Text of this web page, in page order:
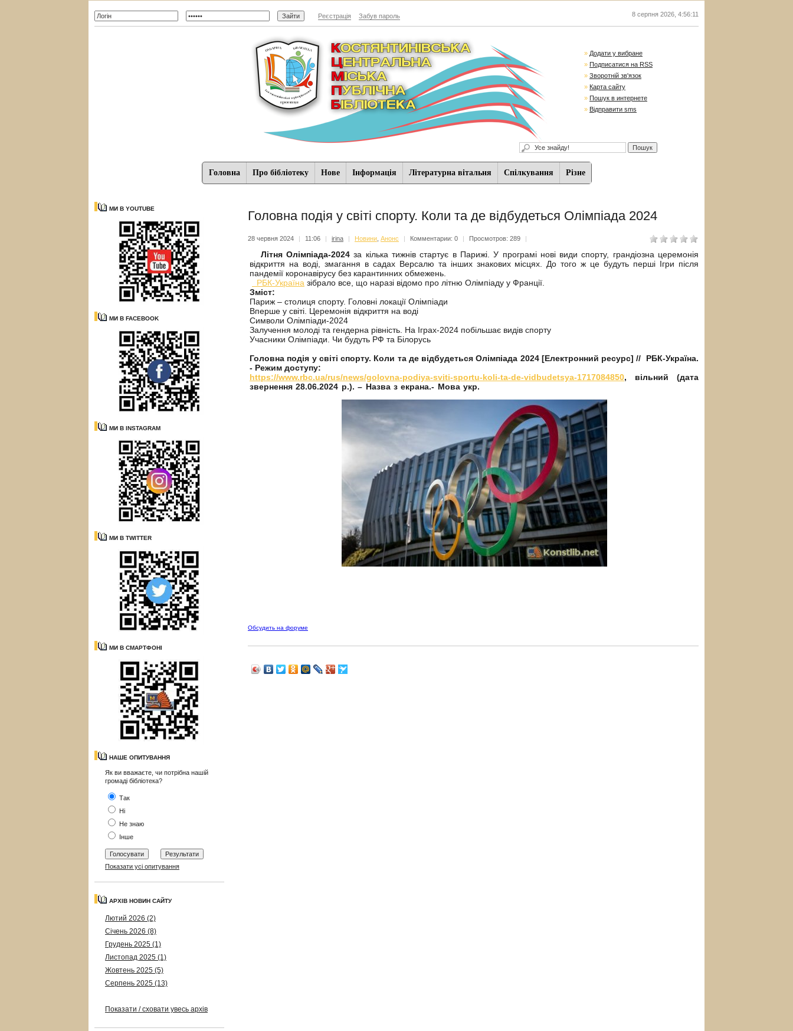
Реєстрація Забув пароль 8 серпня 2026, 4:56:12
» Додати у вибране
» Подписатися на RSS
» Зворотній зв'язок
» Карта сайту
» Пошук в интернете
» Відправити sms
Головна Про бібліотеку Нове Iнформацiя Літературна вітальня Спiлкування Різне
МИ В YOUTUBE
МИ В FACEBOOK
МИ В INSTAGRAM
МИ В TWITTER
МИ В СМАРТФОНІ
НАШЕ ОПИТУВАННЯ
Як ви вважаєте, чи потрібна нашій
громаді бібліотека?
Так
Ні
Не знаю
Інше
Показати усі опитування
АРХІВ НОВИН САЙТУ
Лютий 2026 (2)
Січень 2026 (8)
Грудень 2025 (1)
Листопад 2025 (1)
Жовтень 2025 (5)
Серпень 2025 (13)
Показати / сховати увесь архів
Головна подія у світі спорту. Коли та де відбудеться Олімпіада 2024
28 червня 2024 | 11:06 | irina | Новини Анонс | Комментарии: 0 | Просмотров: 289 |
Літня Олімпіада-2024 за кілька тижнів стартує в Парижі. У програмі нові види спорту, грандіозна церемонія
відкриття на воді, змагання в садах Версалю та інших знакових місцях. До того ж це будуть перші Ігри після
пандемії коронавірусу без карантинних обмежень.
РБК-Україна зібрало все, що наразі відомо про літню Олімпіаду у Франції.
Зміст:
Париж – столиця спорту. Головні локації Олімпіади
Вперше у світі. Церемонія відкриття на воді
Символи Олімпіади-2024
Залучення молоді та гендерна рівність. На Іграх-2024 побільшає видів спорту
Учасники Олімпіади. Чи будуть РФ та Білорусь
Головна подія у світі спорту. Коли та де відбудеться Олімпіада 2024 [Електронний ресурс] // РБК-Україна.
- Режим доступу:
https://www.rbc.ua/rus/news/golovna-podiya-sviti-sportu-koli-ta-de-vidbudetsya-1717084850, вільний (дата
звернення 28.06.2024 р.). – Назва з екрана.- Мова укр.
Обсудить на форуме